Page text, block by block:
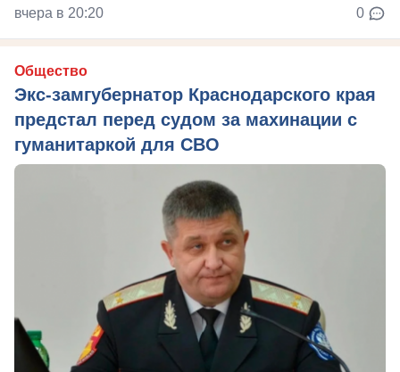
вчера в 20:20 0
Общество
Экс-замгубернатор Краснодарского края
предстал перед судом за махинации с
гуманитаркой для СВО